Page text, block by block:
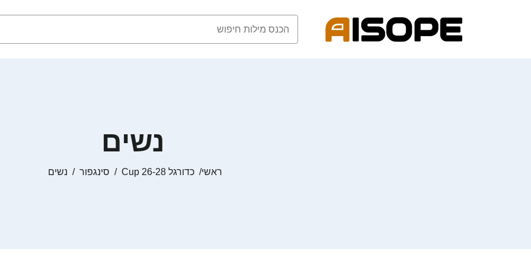
נשים
ראשי כדורגל Cup 26-28 סינגפור נשים